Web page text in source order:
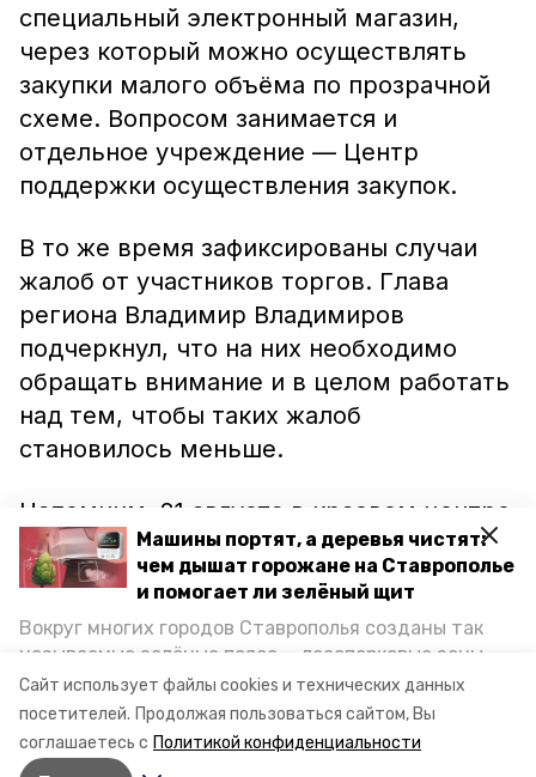
Сайт использует файлы cookies и технических данных
посетителей. Продолжая пользоваться сайтом, Вы
соглашаетесь с Политикой конфиденциальности
Машины портят, а деревья чистят:
чем дышат горожане на Ставрополье
и помогает ли зелёный щит
Вокруг многих городов Ставрополья созданы так
называемые зелёные пояса — лесопарковые зоны,
снижающие негативное воздействие выхлопных
газов на атмосферу. Справляются ли они с
постоянно растущим потоком автотранспорта и
каким воздухом дышат жители края, узнала
специальный электронный магазин,
через который можно осуществлять
закупки малого объёма по прозрачной
схеме. Вопросом занимается и
отдельное учреждение — Центр
поддержки осуществления закупок.
В то же время зафиксированы случаи
жалоб от участников торгов. Глава
региона Владимир Владимиров
подчеркнул, что на них необходимо
обращать внимание и в целом работать
над тем, чтобы таких жалоб
становилось меньше.
Напомним, 21 августа в краевом центре
прошла прямая линия с главой края, во
время которой ставропольцы могли
этот день Владимир Владимиров
рассказал жителям краяо
«губернаторских проектах».